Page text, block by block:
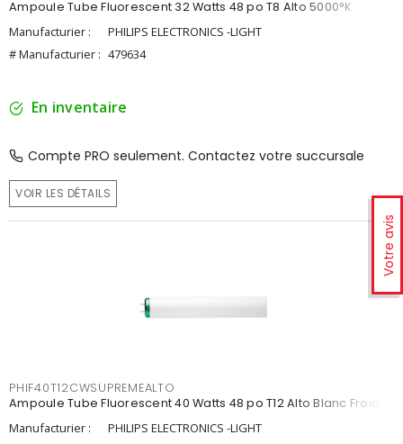
Votre avis
Ampoule Tube Fluorescent 32 Watts 48 po T8 Alto 5000°K
Manufacturier :
PHILIPS ELECTRONICS -LIGHT
# Manufacturier : 479634
En inventaire
Compte PRO seulement. Contactez votre succursale
VOIR LES DÉTAILS
PHIF40T12CWSUPREMEALTO
Ampoule Tube Fluorescent 40 Watts 48 po T12 Alto Blanc Froid
Manufacturier :
PHILIPS ELECTRONICS -LIGHT